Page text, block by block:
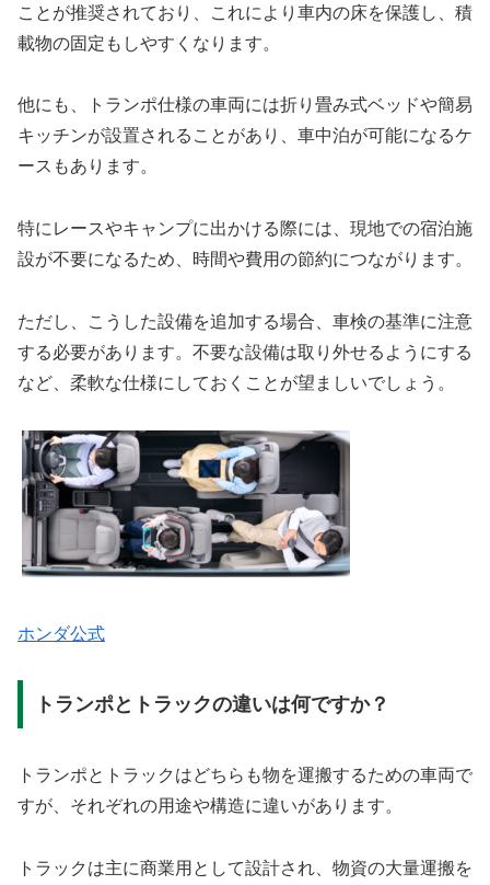
ことが推奨されており、これにより車内の床を保護し、積
載物の固定もしやすくなります。
他にも、トランポ仕様の車両には折り畳み式ベッドや簡易
キッチンが設置されることがあり、車中泊が可能になるケ
ースもあります。
特にレースやキャンプに出かける際には、現地での宿泊施
設が不要になるため、時間や費用の節約につながります。
ただし、こうした設備を追加する場合、車検の基準に注意
する必要があります。不要な設備は取り外せるようにする
など、柔軟な仕様にしておくことが望ましいでしょう。
ホンダ公式
トランポとトラックの違いは何ですか？
トランポとトラックはどちらも物を運搬するための車両で
すが、それぞれの用途や構造に違いがあります。
トラックは主に商業用として設計され、物資の大量運搬を